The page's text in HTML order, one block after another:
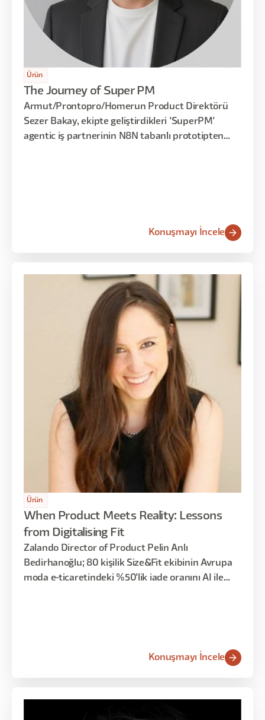
Ürün
The Journey of Super PM
Armut/Prontopro/Homerun Product Direktörü
Sezer Bakay, ekipte geliştirdikleri 'SuperPM'
agentic iş partnerinin N8N tabanlı prototipten
Konuşmayı İncele
Ürün
When Product Meets Reality: Lessons
from Digitalising Fit
Zalando Director of Product Pelin Anlı
Bedirhanoğlu; 80 kişilik Size&Fit ekibinin Avrupa
moda e-ticaretindeki %50'lik iade oranını AI ile
Konuşmayı İncele